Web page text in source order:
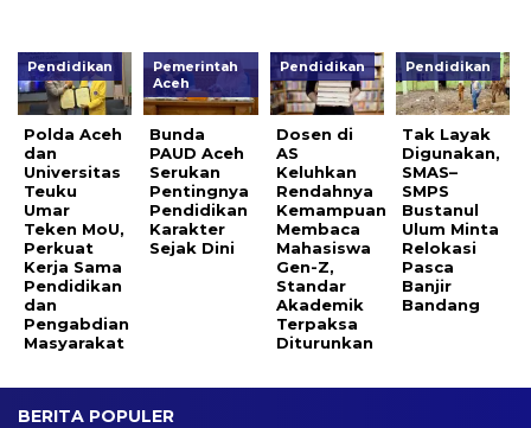
Pendidikan
Polda Aceh
dan
Universitas
Teuku
Umar
Teken MoU,
Perkuat
Kerja Sama
Pendidikan
dan
Pengabdian
Masyarakat
Pemerintah
Aceh
Bunda
PAUD Aceh
Serukan
Pentingnya
Pendidikan
Karakter
Sejak Dini
Pendidikan
Dosen di
AS
Keluhkan
Rendahnya
Kemampuan
Membaca
Mahasiswa
Gen-Z,
Standar
Akademik
Terpaksa
Diturunkan
Pendidikan
Tak Layak
Digunakan,
SMAS–
SMPS
Bustanul
Ulum Minta
Relokasi
Pasca
Banjir
Bandang
BERITA POPULER